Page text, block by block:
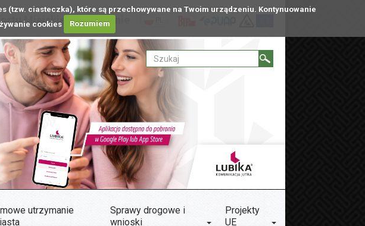
(tzw. ciasteczka), które są przechowywane na Twoim urządzeniu. Kontynuowanie
cookies
Rozumiem
Miejskiego w Lublinie
utrzymanie
Sprawy drogowe i
wnioski
Projekty
UE